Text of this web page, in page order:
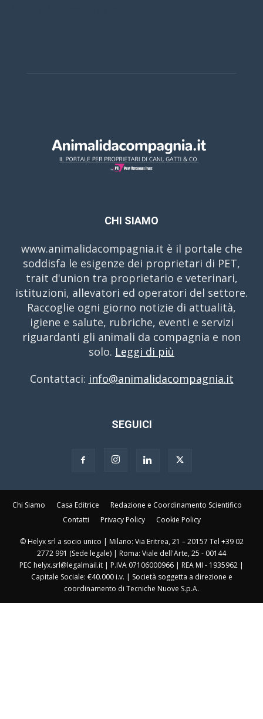
CHI SIAMO
www.animalidacompagnia.it è il portale che
soddisfa le esigenze dei proprietari di PET,
trait d'union tra proprietario e veterinari,
istituzioni, allevatori ed operatori del settore.
Raccoglie ogni giorno notizie di attualità,
igiene e salute, rubriche, eventi e servizi
riguardanti gli animali da compagnia e non
solo. Leggi di più
Contattaci: info@animalidacompagnia.it
SEGUICI
Chi Siamo Casa Editrice
Redazione e Coordinamento Scientifico
Contatti
Privacy Policy Cookie Policy
© Helyx srl a socio unico | Milano: Via Eritrea, 21 – 20157 Tel +39 02
2772 991 (Sede legale) | Roma: Viale dell'Arte, 25 - 00144
PEC helyx.srl@legalmail.it | P.IVA 07106000966 | REA MI - 1935962 |
Capitale Sociale: €40.000 i.v. | Società soggetta a direzione e
coordinamento di Tecniche Nuove S.p.A.